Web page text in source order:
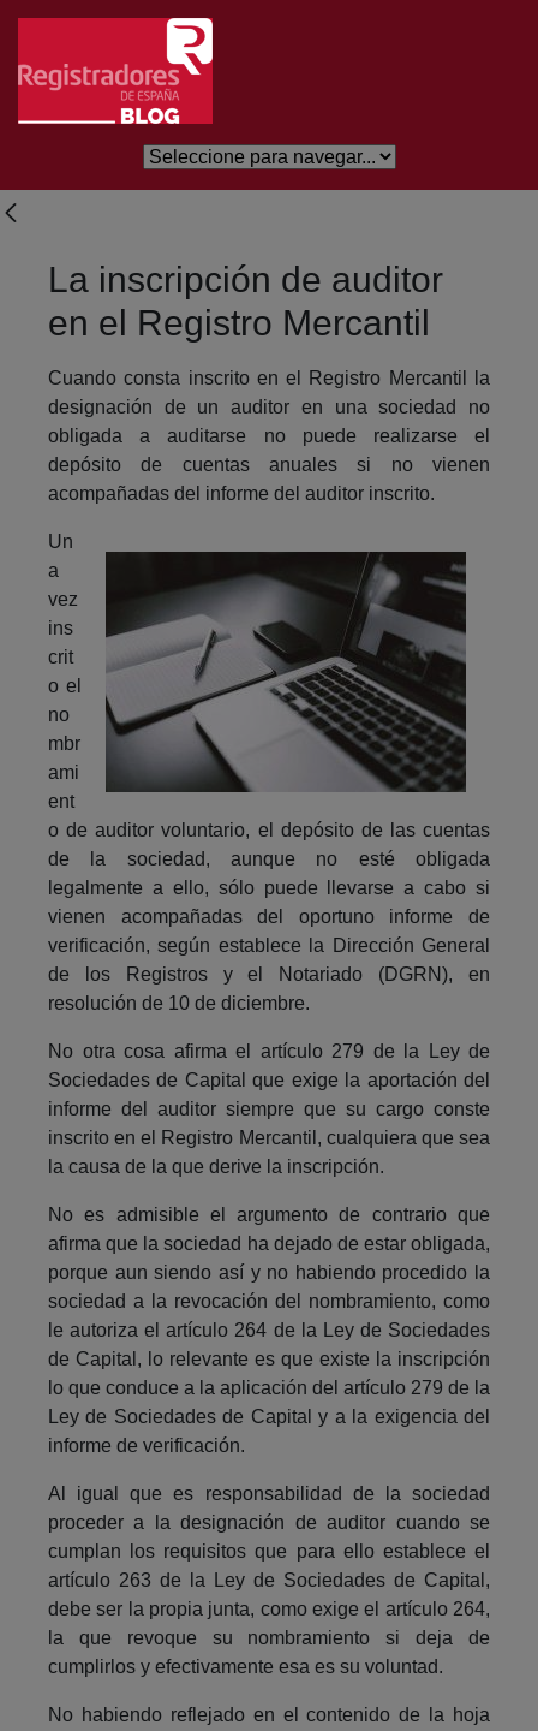
Salta al contingut principal
La inscripción de auditor
en el Registro Mercantil
Cuando consta inscrito en el Registro Mercantil la
designación de un auditor en una sociedad no
obligada a auditarse no puede realizarse el
depósito de cuentas anuales si no vienen
acompañadas del informe del auditor inscrito.
Un
a
vez
ins
crit
o el
no
mbr
ami
ent
o de auditor voluntario, el depósito de las cuentas
de la sociedad, aunque no esté obligada
legalmente a ello, sólo puede llevarse a cabo si
vienen acompañadas del oportuno informe de
verificación, según establece la Dirección General
de los Registros y el Notariado (DGRN), en
resolución de 10 de diciembre.
No otra cosa afirma el artículo 279 de la Ley de
Sociedades de Capital que exige la aportación del
informe del auditor siempre que su cargo conste
inscrito en el Registro Mercantil, cualquiera que sea
la causa de la que derive la inscripción.
No es admisible el argumento de contrario que
afirma que la sociedad ha dejado de estar obligada,
porque aun siendo así y no habiendo procedido la
sociedad a la revocación del nombramiento, como
le autoriza el artículo 264 de la Ley de Sociedades
de Capital, lo relevante es que existe la inscripción
lo que conduce a la aplicación del artículo 279 de la
Ley de Sociedades de Capital y a la exigencia del
informe de verificación.
Al igual que es responsabilidad de la sociedad
proceder a la designación de auditor cuando se
cumplan los requisitos que para ello establece el
artículo 263 de la Ley de Sociedades de Capital,
debe ser la propia junta, como exige el artículo 264,
la que revoque su nombramiento si deja de
cumplirlos y efectivamente esa es su voluntad.
No habiendo reflejado en el contenido de la hoja